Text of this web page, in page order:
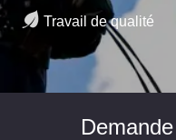
Travail de qualité